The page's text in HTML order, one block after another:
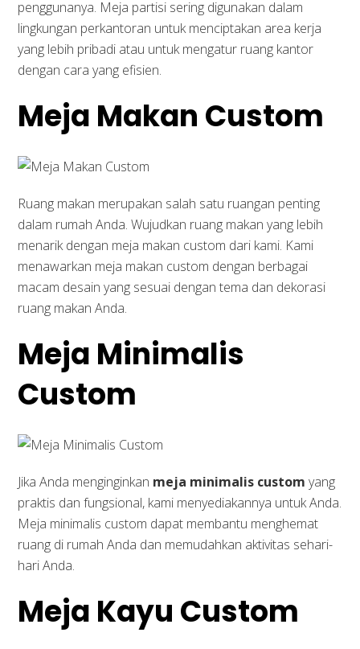
penggunanya. Meja partisi sering digunakan dalam
lingkungan perkantoran untuk menciptakan area kerja
yang lebih pribadi atau untuk mengatur ruang kantor
dengan cara yang efisien.
Meja Makan Custom
Ruang makan merupakan salah satu ruangan penting
dalam rumah Anda. Wujudkan ruang makan yang lebih
menarik dengan meja makan custom dari kami. Kami
menawarkan meja makan custom dengan berbagai
macam desain yang sesuai dengan tema dan dekorasi
ruang makan Anda.
Meja Minimalis
Custom
Jika Anda menginginkan meja minimalis custom yang
praktis dan fungsional, kami menyediakannya untuk Anda.
Meja minimalis custom dapat membantu menghemat
ruang di rumah Anda dan memudahkan aktivitas sehari-
hari Anda.
Meja Kayu Custom